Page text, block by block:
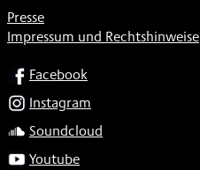
Presse
Impressum und Rechtshinweise
SOCIALFacebook
Instagram
Soundcloud
Youtube